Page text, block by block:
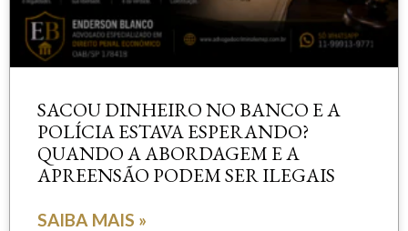
SACOU DINHEIRO NO BANCO E A
POLÍCIA ESTAVA ESPERANDO?
QUANDO A ABORDAGEM E A
APREENSÃO PODEM SER ILEGAIS
SAIBA MAIS »